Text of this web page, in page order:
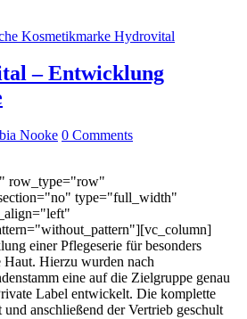
– Entwicklung
Nooke 0 Comments
row_type="row"
type="full_width"
einer Pflegeserie für besonders
Haut. Hierzu wurden nach
eine auf die Zielgruppe genau
Label entwickelt. Die komplette
anschließend der Vertrieb geschult